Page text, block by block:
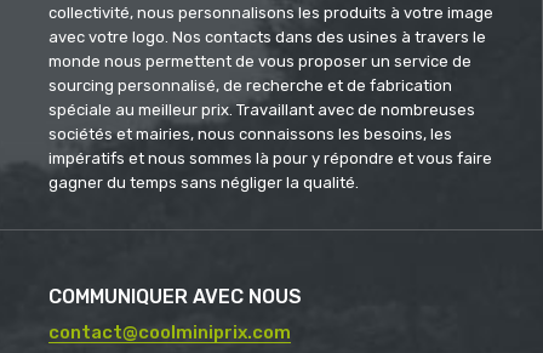
collectivité, nous personnalisons les produits à votre image
avec votre logo. Nos contacts dans des usines à travers le
monde nous permettent de vous proposer un service de
sourcing personnalisé, de recherche et de fabrication
spéciale au meilleur prix. Travaillant avec de nombreuses
sociétés et mairies, nous connaissons les besoins, les
impératifs et nous sommes là pour y répondre et vous faire
gagner du temps sans négliger la qualité.
COMMUNIQUER AVEC NOUS
contact@coolminiprix.com